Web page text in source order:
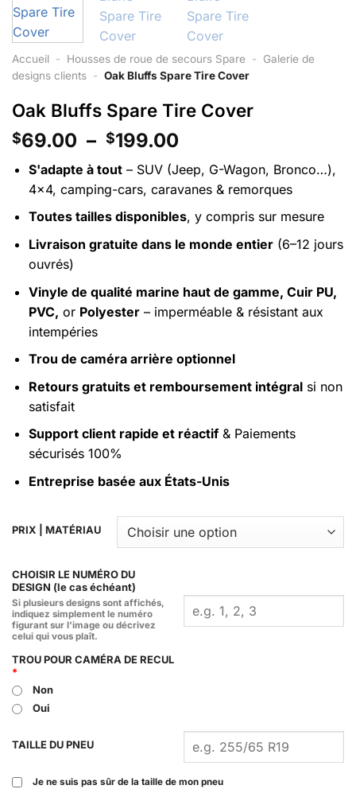
Accueil - Housses de roue de secours Spare -
Galerie de
designs clients - Oak Bluffs Spare Tire Cover
Oak Bluffs Spare Tire Cover
$69.00 – $199.00
prix :
$69.00
à
$199.00
S'adapte à tout– SUV (Jeep, G-Wagon, Bronco…),
4x4, camping-cars, caravanes & remorques
Toutes tailles disponibles, y compris sur mesure
Livraison gratuite dans le monde entier(6–12 jours
ouvrés)
Vinyle de qualité marine haut de gamme, Cuir PU,
PVC, or Polyester– imperméable & résistant aux
intempéries
Trou de caméra arrière optionnel
Retours gratuits et remboursement intégralsi non
satisfait
Support client rapide et réactif& Paiements
sécurisés 100%
Entreprise basée aux États-Unis
PRIX | MATÉRIAU
CHOISIR LE NUMÉRO DU
DESIGN (le cas échéant)
Si plusieurs designs sont affichés,
indiquez simplement le numéro
figurant sur l'image ou décrivez
celui qui vous plaît.
TROU POUR CAMÉRA DE RECUL
*
Non
Oui
TAILLE DU PNEU
Je ne suis pas sûr de la taille de mon pneu